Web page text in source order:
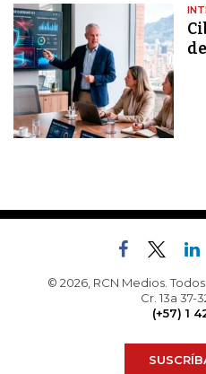
© 2026, RCN Medios.
Cr. 13a 37-
(+57) 1